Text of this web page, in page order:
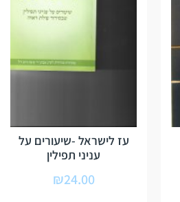
עז לישראל -שיעורים על
עניני תפילין
₪24.00